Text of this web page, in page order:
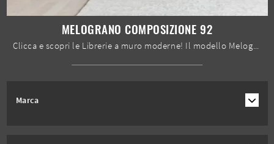
Marca
MELOGRANO COMPOSIZIONE 92